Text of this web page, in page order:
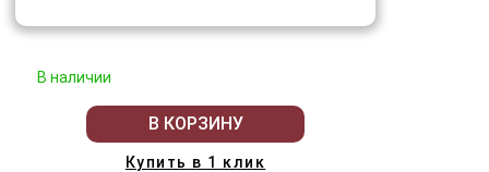
В наличии
В КОРЗИНУ
Купить в 1 клик